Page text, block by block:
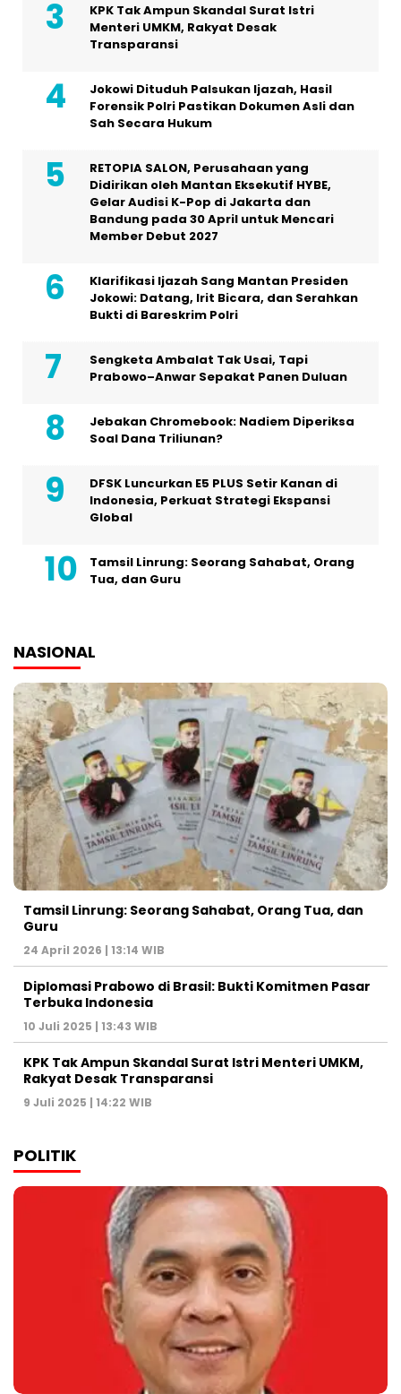
KPK Tak Ampun Skandal Surat Istri
Menteri UMKM, Rakyat Desak
Transparansi
Jokowi Dituduh Palsukan Ijazah, Hasil
Forensik Polri Pastikan Dokumen Asli dan
Sah Secara Hukum
RETOPIA SALON, Perusahaan yang
Didirikan oleh Mantan Eksekutif HYBE,
Gelar Audisi K-Pop di Jakarta dan
Bandung pada 30 April untuk Mencari
Member Debut 2027
Klarifikasi Ijazah Sang Mantan Presiden
Jokowi: Datang, Irit Bicara, dan Serahkan
Bukti di Bareskrim Polri
Sengketa Ambalat Tak Usai, Tapi
Prabowo–Anwar Sepakat Panen Duluan
Jebakan Chromebook: Nadiem Diperiksa
Soal Dana Triliunan?
DFSK Luncurkan E5 PLUS Setir Kanan di
Indonesia, Perkuat Strategi Ekspansi
Global
Tamsil Linrung: Seorang Sahabat, Orang
Tua, dan Guru
NASIONAL
Tamsil Linrung: Seorang Sahabat, Orang Tua, dan
Guru
24 April 2026 | 13:14 WIB
Diplomasi Prabowo di Brasil: Bukti Komitmen Pasar
Terbuka Indonesia
10 Juli 2025 | 13:43 WIB
KPK Tak Ampun Skandal Surat Istri Menteri UMKM,
Rakyat Desak Transparansi
9 Juli 2025 | 14:22 WIB
POLITIK